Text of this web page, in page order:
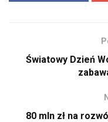
Światowy Dzień
80 mln zł na